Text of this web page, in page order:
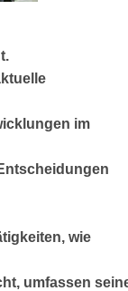
im
wie
umfassen